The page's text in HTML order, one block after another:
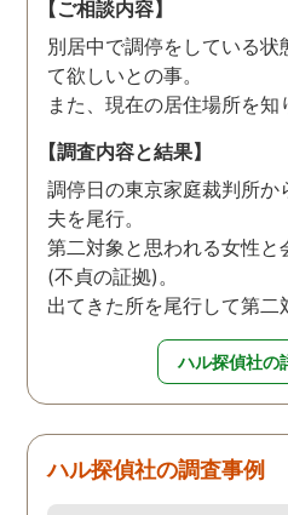
【ご相談内容】
別居中で調停をしている
て欲しいとの事。
また、現在の居住場所を知
【調査内容と結果】
調停日の東京家庭裁判所か
夫を尾行。
第二対象と思われる女性
(不貞の証拠)。
出てきた所を尾行して第二
ハル探偵社の
ハル探偵社の調査事例